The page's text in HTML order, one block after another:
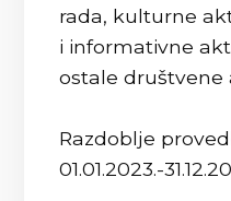
rada, kulturne
i informativne
ostale društvene
Razdoblje
01.01.2023.-